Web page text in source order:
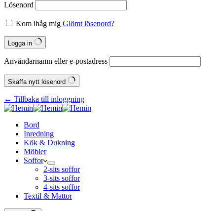
Lösenord
Kom ihåg mig Glömt lösenord?
Logga in
Användarnamn eller e‑postadress
Skaffa nytt lösenord
← Tillbaka till inloggning
Bord
Inredning
Kök & Dukning
Möbler
Soffor
2-sits soffor
3-sits soffor
4-sits soffor
Textil & Mattor